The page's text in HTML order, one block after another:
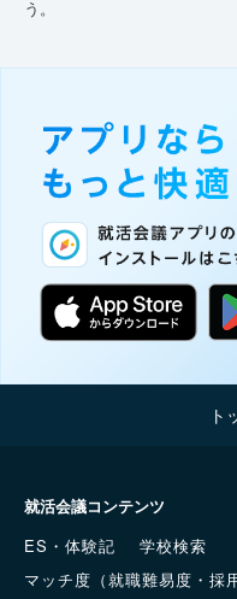
う。
ト
就活会議コンテンツ
ES・体験記
学校検索
マッチ度（就職難易度・採